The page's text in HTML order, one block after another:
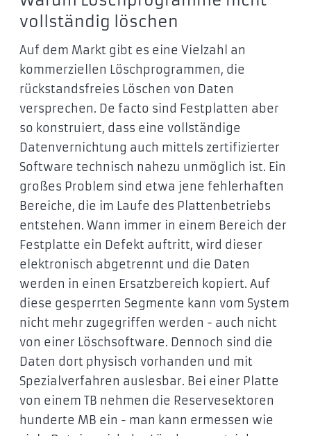
vollständig löschen
Auf dem Markt gibt es eine Vielzahl an
kommerziellen Löschprogrammen, die
rückstandsfreies Löschen von Daten
versprechen. De facto sind Festplatten aber
so konstruiert, dass eine vollständige
Datenvernichtung auch mittels zertifizierter
Software technisch nahezu unmöglich ist. Ein
großes Problem sind etwa jene fehlerhaften
Bereiche, die im Laufe des Plattenbetriebs
entstehen. Wann immer in einem Bereich der
Festplatte ein Defekt auftritt, wird dieser
elektronisch abgetrennt und die Daten
werden in einen Ersatzbereich kopiert. Auf
diese gesperrten Segmente kann vom System
nicht mehr zugegriffen werden - auch nicht
von einer Löschsoftware. Dennoch sind die
Daten dort physisch vorhanden und mit
Spezialverfahren auslesbar. Bei einer Platte
von einem TB nehmen die Reservesektoren
hunderte MB ein - man kann ermessen wie